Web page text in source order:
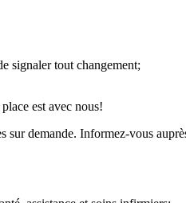
signaler tout changement;
est avec nous!
sur demande. Informez-vous